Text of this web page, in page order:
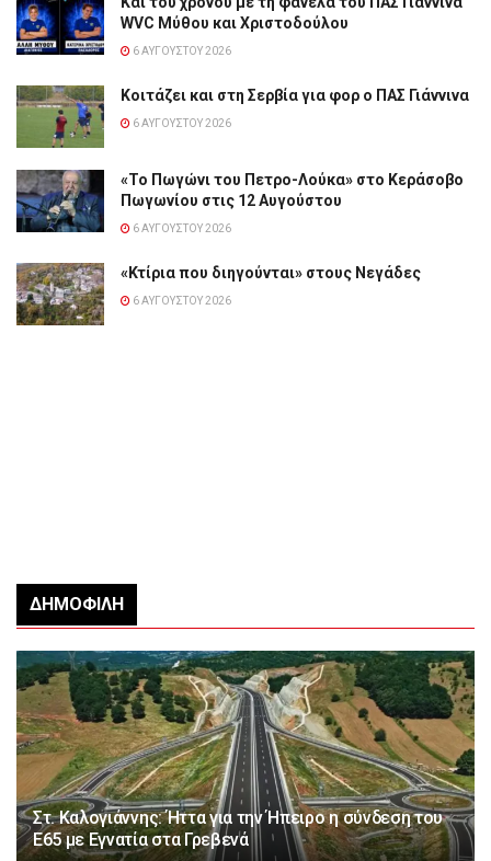
WVC Μύθου και Χριστοδούλου
6 ΑΥΓΟΎΣΤΟΥ 2026
Κοιτάζει και στη Σερβία για φορ ο ΠΑΣ Γιάννινα
6 ΑΥΓΟΎΣΤΟΥ 2026
«Το Πωγώνι του Πετρο-Λούκα» στο Κεράσοβο
Πωγωνίου στις 12 Αυγούστου
6 ΑΥΓΟΎΣΤΟΥ 2026
«Κτίρια που διηγούνται» στους Νεγάδες
6 ΑΥΓΟΎΣΤΟΥ 2026
ΔΗΜΟΦΙΛΉ
Στ. Καλογιάννης: Ήττα για την Ήπειρο η σύνδεση του
Ε65 με Εγνατία στα Γρεβενά